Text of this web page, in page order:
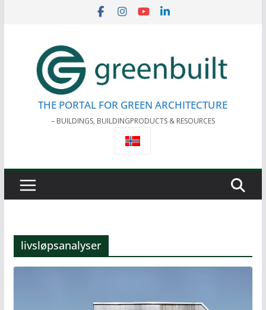
THE PORTAL FOR GREEN ARCHITECTURE
– BUILDINGS, BUILDINGPRODUCTS & RESOURCES
livsløpsanalyser